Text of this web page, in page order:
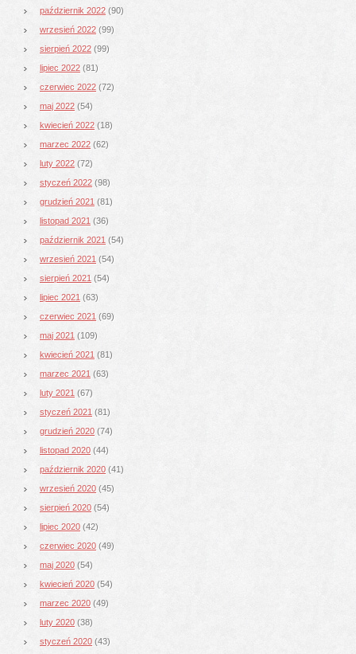
październik 2022 (90)
wrzesień 2022 (99)
sierpień 2022 (99)
lipiec 2022 (81)
czerwiec 2022 (72)
maj 2022 (54)
kwiecień 2022 (18)
marzec 2022 (62)
luty 2022 (72)
styczeń 2022 (98)
grudzień 2021 (81)
listopad 2021 (36)
październik 2021 (54)
wrzesień 2021 (54)
sierpień 2021 (54)
lipiec 2021 (63)
czerwiec 2021 (69)
maj 2021 (109)
kwiecień 2021 (81)
marzec 2021 (63)
luty 2021 (67)
styczeń 2021 (81)
grudzień 2020 (74)
listopad 2020 (44)
październik 2020 (41)
wrzesień 2020 (45)
sierpień 2020 (54)
lipiec 2020 (42)
czerwiec 2020 (49)
maj 2020 (54)
kwiecień 2020 (54)
marzec 2020 (49)
luty 2020 (38)
styczeń 2020 (43)